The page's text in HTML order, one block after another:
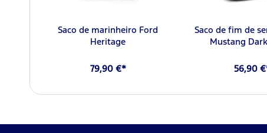
Saco de marinheiro Ford
Heritage
79,90 €*
Saco de fim de
Mustang
56,90